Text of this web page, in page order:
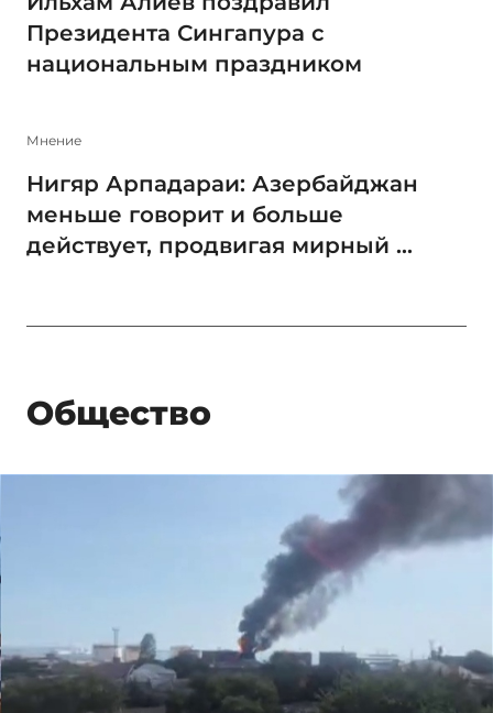
Президента Сингапура с
национальным праздником
Мнение
Нигяр Арпадараи: Азербайджан
меньше говорит и больше
действует, продвигая мирный ...
Общество